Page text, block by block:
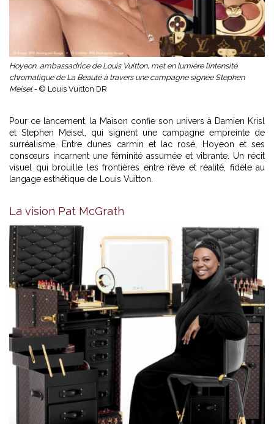
Hoyeon, ambassadrice de Louis Vuitton, met en lumière l’intensité
chromatique de La Beauté à travers une campagne signée Stephen
Meisel - © Louis Vuitton DR
Pour ce lancement, la Maison confie son univers à Damien Krisl
et Stephen Meisel,
qui signent une campagne empreinte de
surréalisme. Entre dunes carmin et lac rosé, Hoyeon et ses
consœurs incarnent une féminité assumée et vibrante. Un récit
visuel qui brouille les frontières entre rêve et réalité, fidèle au
langage esthétique de Louis Vuitton.
La vision Pat McGrath